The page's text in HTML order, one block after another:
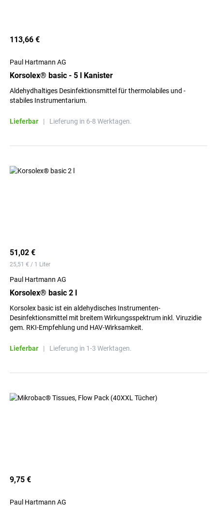
113,66 €
Paul Hartmann AG
Korsolex® basic - 5 l Kanister
Aldehydhaltiges Desinfektionsmittel für thermolabiles und -
stabiles Instrumentarium.
Lieferbar | Lieferung in 6-8 Werktagen.
51,02 €
25,51 € / 1 Liter
Paul Hartmann AG
Korsolex® basic 2 l
Korsolex basic ist ein aldehydisches Instrumenten-
Desinfektionsmittel mit breitem Wirkungsspektrum inkl. Viruzidie
gem. RKI-Empfehlung und HAV-Wirksamkeit.
Lieferbar | Lieferung in 1-3 Werktagen.
9,75 €
Paul Hartmann AG